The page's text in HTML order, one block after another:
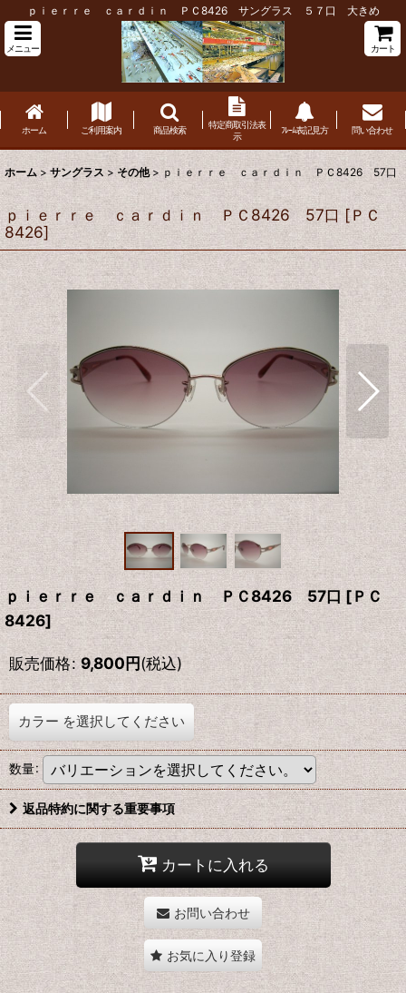
ｐｉｅｒｒｅ ｃａｒｄｉｎ ＰＣ8426 サングラス ５７口 大きめ
メニュー カート
ホーム ご利用案内 商品検索
特定商取引法表
示
ﾌﾚｰﾑ表記見方 問い合わせ
ホーム > サングラス > その他 > ｐｉｅｒｒｅ ｃａｒｄｉｎ ＰＣ8426 57口
ｐｉｅｒｒｅ ｃａｒｄｉｎ ＰＣ8426 57口 [ＰＣ
8426]
ｐｉｅｒｒｅ ｃａｒｄｉｎ ＰＣ8426 57口 [ＰＣ
8426]
販売価格: 9,800円(税込)
カラー を選択してください
数量:
返品特約に関する重要事項
カートに入れる
お問い合わせ
お気に入り登録